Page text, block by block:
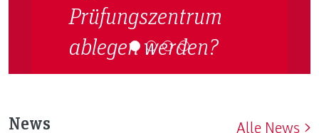
Prüfungszentrum
ablegen werden?
News Alle News